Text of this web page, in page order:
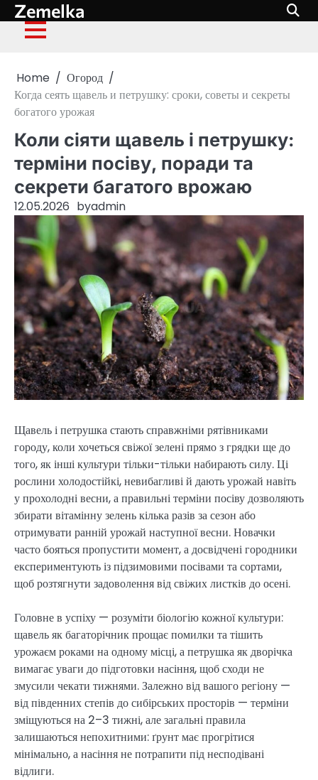
Skip
to
content
Zemelka
Home
Огород
Когда сеять щавель и петрушку: сроки, советы и секреты
богатого урожая
Коли сіяти щавель і петрушку:
терміни посіву, поради та
секрети багатого врожаю
12.05.2026 byadmin
Щавель і петрушка стають справжніми рятівниками
городу, коли хочеться свіжої зелені прямо з грядки ще до
того, як інші культури тільки-тільки набирають силу. Ці
рослини холодостійкі, невибагливі й дають урожай навіть
у прохолодні весни, а правильні терміни посіву дозволяють
збирати вітамінну зелень кілька разів за сезон або
отримувати ранній урожай наступної весни. Новачки
часто бояться пропустити момент, а досвідчені городники
експериментують із підзимовими посівами та сортами,
щоб розтягнути задоволення від свіжих листків до осені.
Головне в успіху — розуміти біологію кожної культури:
щавель як багаторічник прощає помилки та тішить
урожаєм роками на одному місці, а петрушка як дворічка
вимагає уваги до підготовки насіння, щоб сходи не
змусили чекати тижнями. Залежно від вашого регіону —
від південних степів до сибірських просторів — терміни
зміщуються на 2–3 тижні, але загальні правила
залишаються непохитними: ґрунт має прогрітися
мінімально, а насіння не потрапити під несподівані
відлиги.